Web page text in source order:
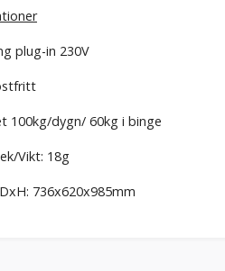
plug-in 230V
100kg/dygn/ 60kg i binge
Vikt: 18g
736x620x985mm